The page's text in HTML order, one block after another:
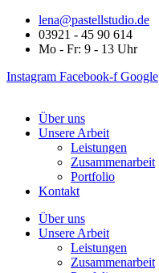
lena@pastellstudio.de
03921 - 45 90 614
Mo - Fr: 9 - 13 Uhr
Instagram Facebook-f Google
Über uns
Unsere Arbeit
Leistungen
Zusammenarbeit
Portfolio
Kontakt
Über uns
Unsere Arbeit
Leistungen
Zusammenarbeit